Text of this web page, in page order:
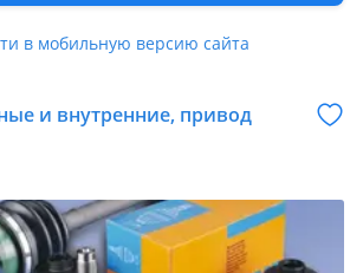
в мобильную версию сайта
и внутренние, привод